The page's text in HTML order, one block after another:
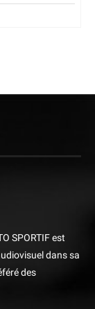
SPORTIF est
dans sa
des